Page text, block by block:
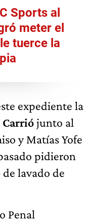
Sports al
meter el
tuerce la
expediente la
Carriójunto al
y Matías Yofe
pidieron
lavado de
Penal